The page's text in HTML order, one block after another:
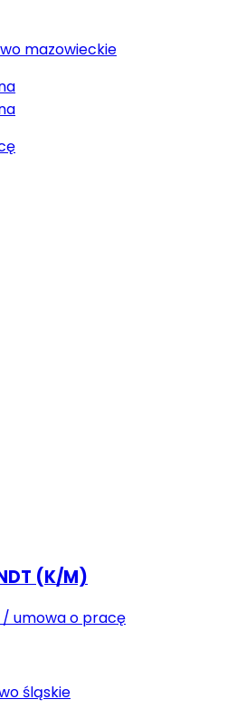
mazowieckie
(K/M)
/ umowa o pracę
śląskie